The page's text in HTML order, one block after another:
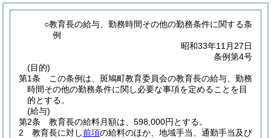
○教育長の給与、勤務時間その他の勤務条件に関する条
例
昭和33年11月27日
条例第4号
(目的)
第1条
この条例は、斑鳩町教育委員会の教育長の給与、勤務
時間その他の勤務条件に関し必要な事項を定めることを目
的とする。
(給与)
第2条
教育長の給料月額は、598,000円とする。
2
教育長に対し前項の給料のほか、地域手当、通勤手当及び